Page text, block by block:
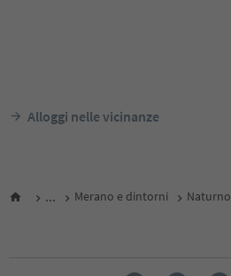
Alloggi nelle vicinanze
... Merano e dintorni Naturno